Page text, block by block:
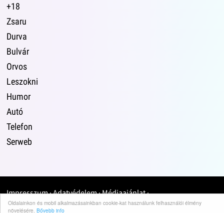
Oldalainkon és mobil alkalmazásainkban cookie-kat használunk felhasználói élmény
növelésére. Bővebb info
+18
Zsaru
Durva
Bulvár
Orvos
Leszokni
Humor
Autó
Telefon
Serweb
Impresszum·Adatvédelem·Médiaajánlat·